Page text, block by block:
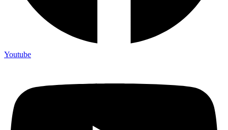
Youtube